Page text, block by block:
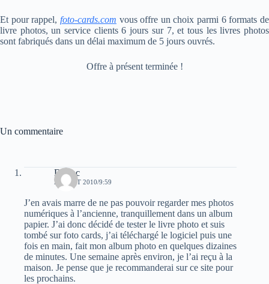
Et pour rappel, foto-cards.com vous offre un choix parmi 6 formats de
livre photos, un service clients 6 jours sur 7, et tous les livres photos
sont fabriqués dans un délai maximum de 5 jours ouvrés.
Offre à présent terminée !
Un commentaire
Duboc
24 AOÛT 2010/9:59
J’en avais marre de ne pas pouvoir regarder mes photos
numériques à l’ancienne, tranquillement dans un album
papier. J’ai donc décidé de tester le livre photo et suis
tombé sur foto cards, j’ai téléchargé le logiciel puis une
fois en main, fait mon album photo en quelques dizaines
de minutes. Une semaine après environ, je l’ai reçu à la
maison. Je pense que je recommanderai sur ce site pour
les prochains.